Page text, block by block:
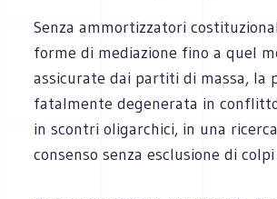
Senza ammortizzatori
forme di mediazione fino a quel
assicurate dai partiti di massa, la
fatalmente degenerata in
in scontri oligarchici, in una
consenso senza esclusione di colpi